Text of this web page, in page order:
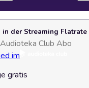
in der Streaming Flatrate
Club Abo
im
gratis